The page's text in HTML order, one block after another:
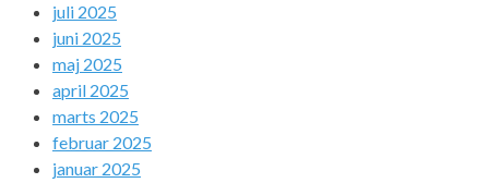
juli 2025
juni 2025
maj 2025
april 2025
marts 2025
februar 2025
januar 2025